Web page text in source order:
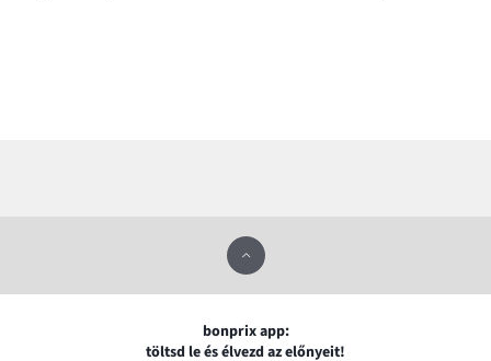
bonprix app:
töltsd le és élvezd az előnyeit!